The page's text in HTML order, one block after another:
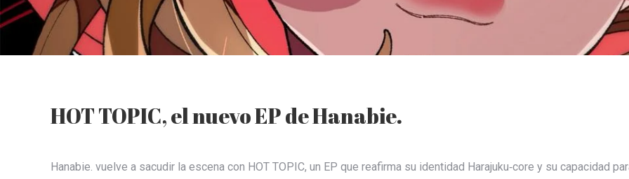
HOT TOPIC, el nuevo EP de Hanabie.
Hanabie. vuelve a sacudir la escena con HOT TOPIC, un EP que reafirma su identidad Harajuku‑core y su capacidad